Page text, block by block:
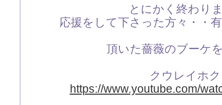
とにかく終わり
応援をして下さった方々・・
頂いた薔薇のブーケ
クウレイホ
https://www.youtube.com/